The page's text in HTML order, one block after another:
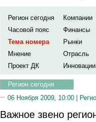
Регион сегодня
Компании
Часовой пояс
Финансы
Тема номера
Рынки
Мнение
Отрасль
Проект ДК
Инновации
Регион сегодня
06 Ноября 2009, 10:00 |
Важное звено